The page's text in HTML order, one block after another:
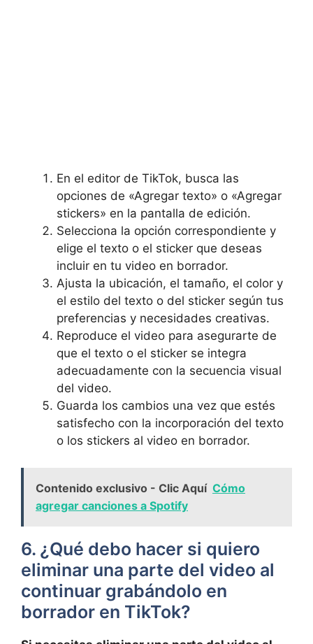
En el editor de TikTok, busca las
opciones de «Agregar texto» o «Agregar
stickers» en la pantalla de​ edición.
Selecciona la opción correspondiente y
elige el texto o el sticker que deseas‍
incluir en tu‌ video en borrador.
Ajusta⁤ la ubicación, el tamaño, el color y
el estilo del⁣ texto o del sticker según tus
⁤preferencias y necesidades creativas.
Reproduce el video para asegurarte de
que el texto o ⁣el sticker se integra
adecuadamente con la secuencia visual
del⁤ video.
Guarda los cambios una ​vez que estés
satisfecho con ‌la incorporación del texto
o los ⁣stickers al video en borrador.
Contenido exclusivo - Clic Aquí Cómo
agregar canciones a Spotify
6. ‍¿Qué debo hacer si quiero⁢
eliminar una parte del video al
continuar grabándolo en
borrador en TikTok?